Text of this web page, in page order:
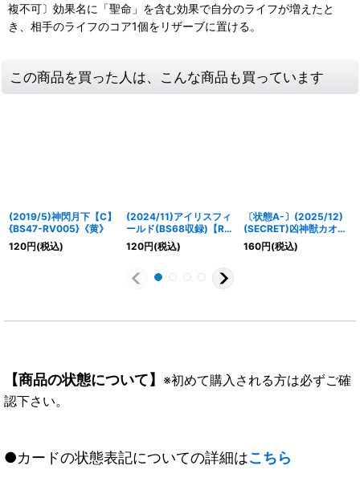
複不可〕効果名に「聖命」を含む効果で自分のライフが増えたと
き、相手のライフのコア1個をリザーブに置ける。
この商品を買った人は、こんな商品も買っています
(2019/5)神閃月下【C】
{BS47-RV005}《黄》
120円(税込)
(2024/11)アイリスフィ
ールド(BS68収録)【R】
{BS48-094}《黄》
120円(税込)
〔状態A-〕(2025/12)
(SECRET)凶神獣カオ
ス・ペガサロス(BSC47
収録)【M-SEC】
160円(税込)
【商品の状態について】 ※初めて購入される方は必ずご確
認下さい。
●カードの状態表記についての詳細はこちら